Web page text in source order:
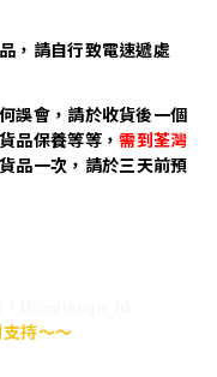
，請自行致電速遞處
誤會，請於收貨後一個
品保養等等，需到荃灣
品一次，請於三天前預
持～～